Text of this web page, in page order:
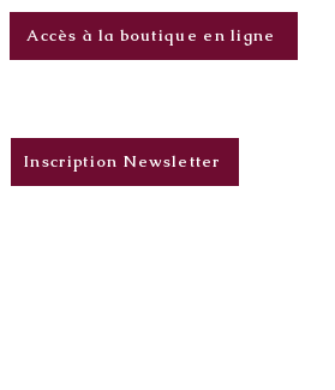
Accès à la boutique en ligne
Inscription Newsletter